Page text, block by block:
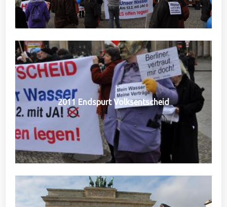
2011 Endspurt Volksentscheid